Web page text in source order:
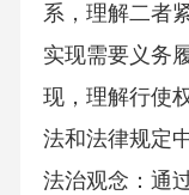
系，理解二者
实现需要义务
现，理解行使
法和法律规定
法治观念：通